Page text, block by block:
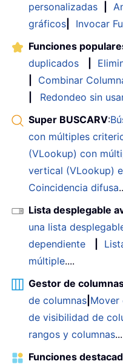
personalizadas
gráficos
Invocar
Funciones
duplicados
Combinar
Redondeo sin
Super BUSCARV:
con múltiples
(VLookup) con
vertical (VLookup)
Coincidencia difusa
Lista desplegable
una lista
dependiente
múltiple....
Gestor de
de columnas Mover
de visibilidad de
rangos y columnas...
Funciones